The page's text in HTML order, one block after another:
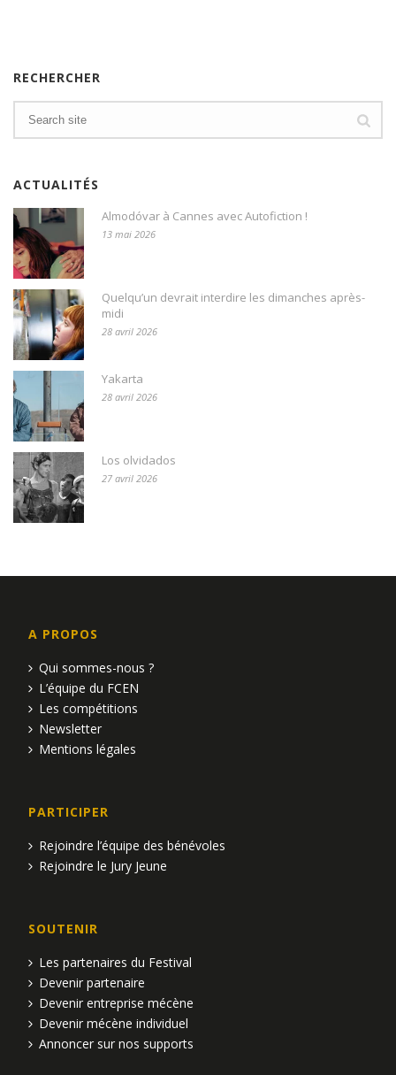
RECHERCHER
ACTUALITÉS
Almodóvar à Cannes avec Autofiction !
13 mai 2026
Quelqu’un devrait interdire les dimanches après-
midi
28 avril 2026
Yakarta
28 avril 2026
Los olvidados
27 avril 2026
A PROPOS
Qui sommes-nous ?
L’équipe du FCEN
Les compétitions
Newsletter
Mentions légales
PARTICIPER
Rejoindre l’équipe des bénévoles
Rejoindre le Jury Jeune
SOUTENIR
Les partenaires du Festival
Devenir partenaire
Devenir entreprise mécène
Devenir mécène individuel
Annoncer sur nos supports